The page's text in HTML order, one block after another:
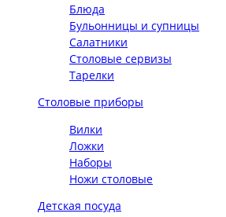
Блюда
Бульонницы и супницы
Салатники
Столовые сервизы
Тарелки
Столовые приборы
Вилки
Ложки
Наборы
Ножи столовые
Детская посуда